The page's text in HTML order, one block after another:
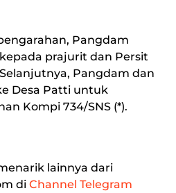
Pangdam
prajurit dan Persit
Pangdam dan
Desa Patti untuk
Kompi 734/SNS (*).
lainnya dari
di Channel Telegram